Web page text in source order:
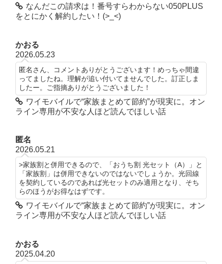
なんだこの請求は！番号すらわからない050PLUS
をとにかく解約したい！(>_<)
かおる
2026.05.23
匿名さん、コメントありがとうございます！めっちゃ間違
ってましたね。理解が追い付いてませんでした。訂正しま
したー。ご指摘ありがとうございました！
ワイモバイルで“家族まとめて節約”が現実に。オン
ライン専用が不安な人ほど読んでほしい話
匿名
2026.05.21
>家族割と併用できるので、「おうち割 光セット（A）」と
「家族割」は併用できないのではないでしょうか。光回線
を契約しているのであれば光セットのみ適用となり、そち
らのほうがお得なはずです。
ワイモバイルで“家族まとめて節約”が現実に。オン
ライン専用が不安な人ほど読んでほしい話
かおる
2025.04.20